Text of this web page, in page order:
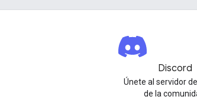
Discord
Únete al servidor
de la